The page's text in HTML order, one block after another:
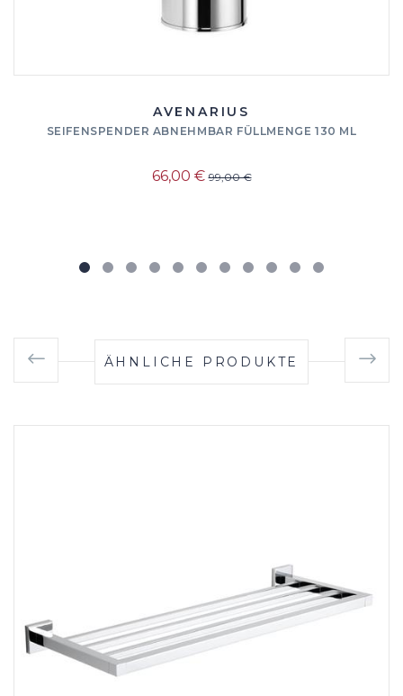
AVENARIUS
SEIFENSPENDER ABNEHMBAR FÜLLMENGE 130 ML
66,00 €99,00 €
ÄHNLICHE PRODUKTE